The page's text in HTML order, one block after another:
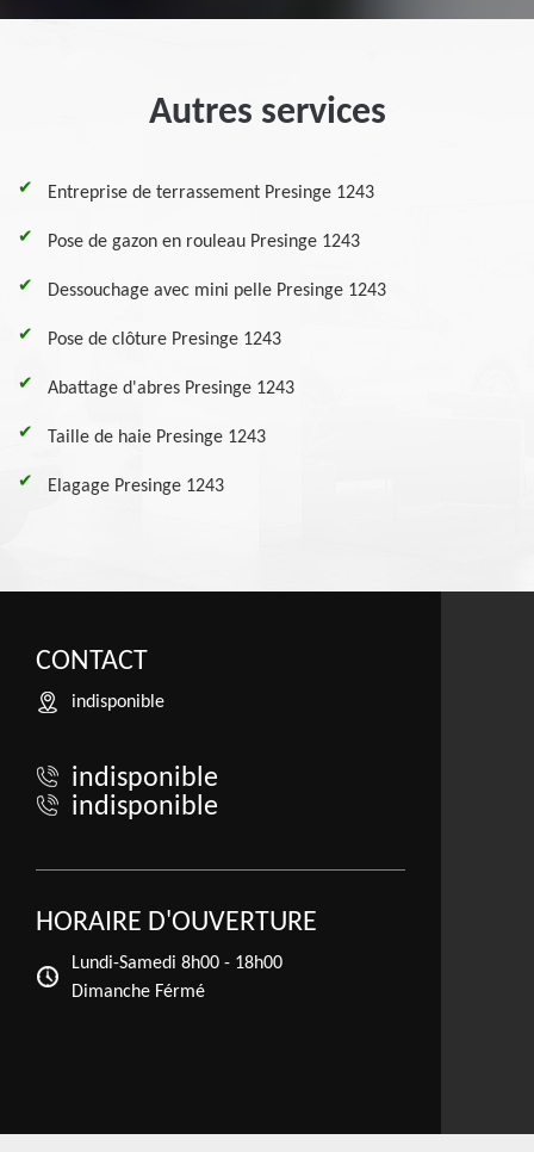
Autres services
Entreprise de terrassement Presinge 1243
Pose de gazon en rouleau Presinge 1243
Dessouchage avec mini pelle Presinge 1243
Pose de clôture Presinge 1243
Abattage d'abres Presinge 1243
Taille de haie Presinge 1243
Elagage Presinge 1243
CONTACT
indisponible
indisponible
indisponible
HORAIRE D'OUVERTURE
Lundi-Samedi 8h00 - 18h00
Dimanche Férmé